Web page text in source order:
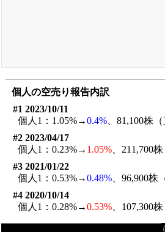
個人の空売り報告内訳
#1 2023/10/11
個人1：1.05%→0.4% 、81,100株
#2 2023/04/17
個人1：0.23%→ 1.05% 、211,700
#3 2021/01/22
個人1：0.53%→0.48% 、96,900株
#4 2020/10/14
個人1：0.28%→0.53% 、107,300